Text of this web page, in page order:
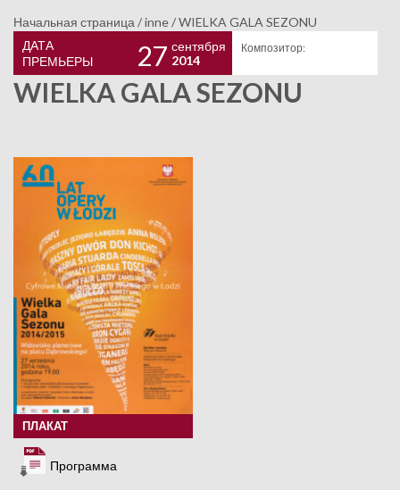
Начальная страница /inne/WIELKA GALA SEZONU
ДАТА
ПРЕМЬЕРЫ
27 сентября
2014
Композитор:
WIELKA GALA SEZONU
ПЛАКАТ
Программа